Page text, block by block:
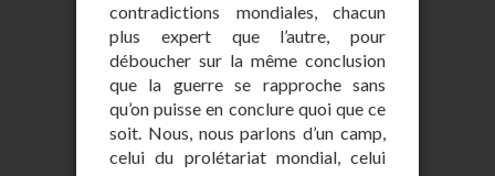
contradictions mondiales, chacun
plus expert que l’autre, pour
déboucher sur la même conclusion
que la guerre se rapproche sans
qu’on puisse en conclure quoi que ce
soit. Nous, nous parlons d’un camp,
celui du prolétariat mondial, celui